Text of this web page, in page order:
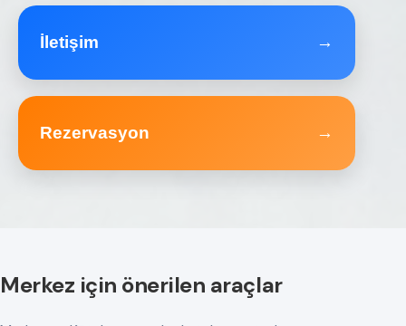
İletişim →
Rezervasyon →
Merkez için önerilen araçlar